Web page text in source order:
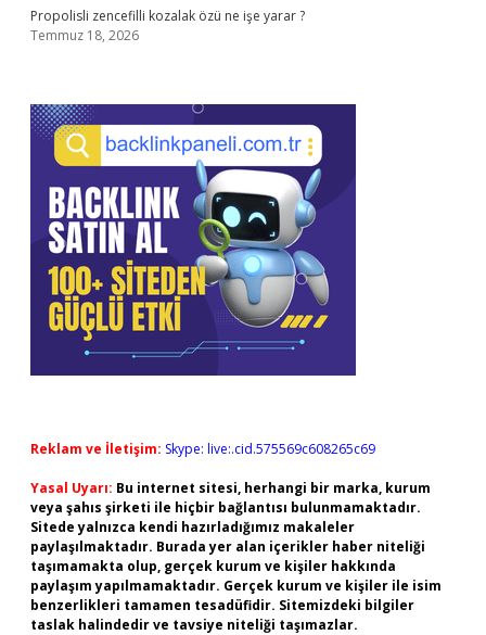
Propolisli zencefilli kozalak özü ne işe yarar ?
Temmuz 18, 2026
Reklam ve İletişim: Skype: live:.cid.575569c608265c69
Yasal Uyarı: Bu internet sitesi, herhangi bir marka, kurum
veya şahıs şirketi ile hiçbir bağlantısı bulunmamaktadır.
Sitede yalnızca kendi hazırladığımız makaleler
paylaşılmaktadır. Burada yer alan içerikler haber niteliği
taşımamakta olup, gerçek kurum ve kişiler hakkında
paylaşım yapılmamaktadır. Gerçek kurum ve kişiler ile isim
benzerlikleri tamamen tesadüfidir. Sitemizdeki bilgiler
taslak halindedir ve tavsiye niteliği taşımazlar.